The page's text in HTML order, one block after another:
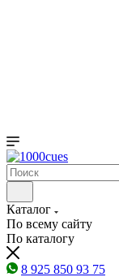
Каталог
По всему сайту
По каталогу
8 925 850 93 75